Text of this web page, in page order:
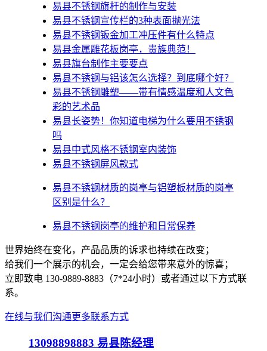
易县不锈钢旗杆的制作与安装
易县不锈钢宣传栏的3种表面抛光法
易县不锈钢钣金加工冲压件有什么特点
易县金属雕花板岗亭，贵族典范！
易县旗台制作主要要点
易县不锈钢与铝该怎么选择？到底哪个好？
易县不锈钢雕塑——带有情感温度和人文色
彩的艺术品
易县​长姿势！你知道电梯为什么要用不锈钢
吗
易县中式风格不锈钢室内装饰
易县不锈钢屏风款式
易县不锈钢材质的岗亭与铝塑板材质的岗亭
区别是什么？
易县不锈钢岗亭的维护和日常保养
世界始终在变化，产品品质的诉求也持续在改变；
给我们一个展示的机会，一定会给您带来意外的惊喜；
立即致电 130-9889-8883（7*24小时）或者通过以下方式联
系。
在线与我们沟通更多联系方式
13098898883 易县陈经理